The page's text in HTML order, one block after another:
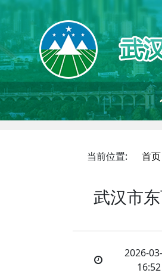
当前位置: 首页
武汉市
2026-
16:52